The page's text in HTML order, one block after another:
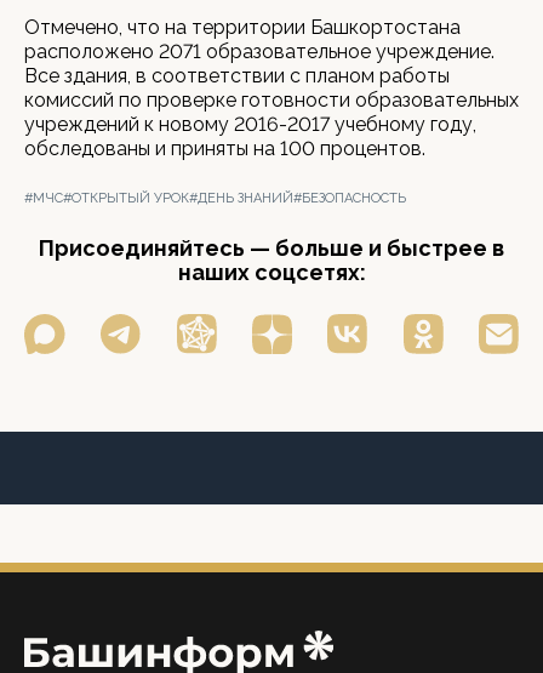
Отмечено, что на территории Башкортостана
расположено 2071 образовательное учреждение.
Все здания, в соответствии с планом работы
комиссий по проверке готовности образовательных
учреждений к новому 2016-2017 учебному году,
обследованы и приняты на 100 процентов.
#МЧС#ОТКРЫТЫЙ УРОК#ДЕНЬ ЗНАНИЙ#БЕЗОПАСНОСТЬ
Присоединяйтесь — больше и быстрее в
наших соцсетях: